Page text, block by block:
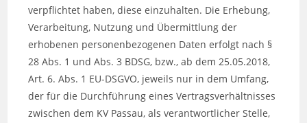
verpflichtet haben, diese einzuhalten. Die Erhebung,
Verarbeitung, Nutzung und Übermittlung der
erhobenen personenbezogenen Daten erfolgt nach §
28 Abs. 1 und Abs. 3 BDSG, bzw., ab dem 25.05.2018,
Art. 6. Abs. 1 EU-DSGVO, jeweils nur in dem Umfang,
der für die Durchführung eines Vertragsverhältnisses
zwischen dem KV Passau, als verantwortlicher Stelle,